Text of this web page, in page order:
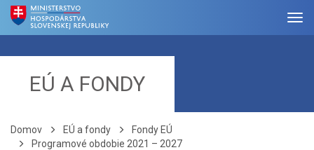
EÚ A FONDY
Domov EÚ a fondy
Fondy EÚ
Programové obdobie 2021 – 2027